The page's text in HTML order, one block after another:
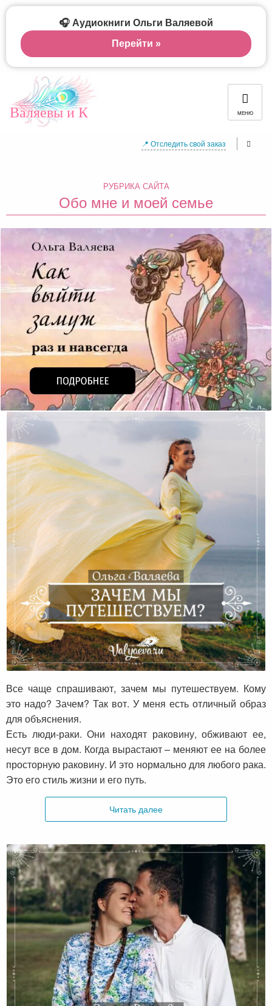
Валяевы и К МЕНЮ
📍 Отследить свой заказ
РУБРИКА САЙТА
Обо мне и моей семье
Зачем мы путешествуем?
Все чаще спрашивают, зачем мы путешествуем. Кому
это надо? Зачем? Так вот. У меня есть отличный образ
для объяснения.
Есть люди-раки. Они находят раковину, обживают ее,
несут все в дом. Когда вырастают – меняют ее на более
просторную раковину. И это нормально для любого рака.
Это его стиль жизни и его путь.
Читать далее
🎧 Аудиокниги Ольги Валяевой
Перейти »